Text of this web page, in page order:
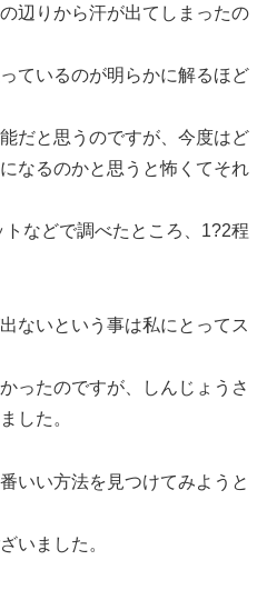
辺りから汗が出てしまったの
ているのが明らかに解るほど
だと思うのですが、今度はど
なるのかと思うと怖くてそれ
などで調べたところ、1?2程
ないという事は私にとってス
ったのですが、しんじょうさ
した。
いい方法を見つけてみようと
いました。